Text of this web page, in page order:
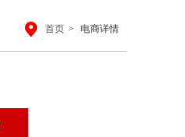
首页 > 电商详情